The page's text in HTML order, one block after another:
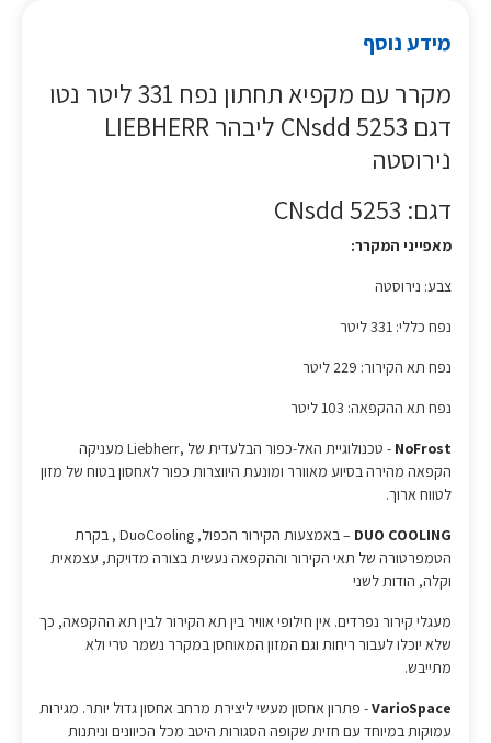
מידע נוסף
מקרר עם מקפיא תחתון נפח 331 ליטר נטו
דגם CNsdd 5253 ליבהר LIEBHERR
נירוסטה
דגם: CNsdd 5253
מאפייני המקרר:
צבע: נירוסטה
נפח כללי: 331 ליטר
נפח תא הקירור: 229 ליטר
נפח תא ההקפאה: 103 ליטר
NoFrost
- טכנולוגיית האל-כפור הבלעדית של ,Liebherr מעניקה
הקפאה מהירה בסיוע מאוורר ומונעת היווצרות כפור לאחסון בטוח של מזון
לטווח ארוך.
DUO COOLING
– באמצעות הקירור הכפול, DuoCooling , בקרת
הטמפרטורה של תאי הקירור וההקפאה נעשית בצורה מדויקת, עצמאית
וקלה, הודות לשני
מעגלי קירור נפרדים. אין חילופי אוויר בין תא הקירור לבין תא ההקפאה, כך
שלא יוכלו לעבור ריחות וגם המזון המאוחסן במקרר נשמר טרי ולא
מתייבש.
VarioSpace- פתרון אחסון מעשי ליצירת מרחב אחסון גדול יותר. מגירות
עמוקות במיוחד עם חזית שקופה הסגורות היטב מכל הכיוונים וניתנות